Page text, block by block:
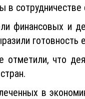
в
финансовых и
отметили, что
в